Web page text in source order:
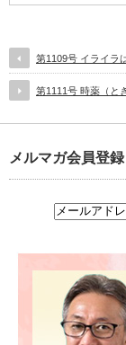
第1109号 イライラ
第1111号 時薬（と
メルマガ会員登録